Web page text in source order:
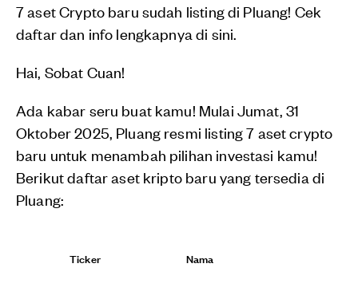
7 aset Crypto baru sudah listing di Pluang! Cek
daftar dan info lengkapnya di sini.
Hai, Sobat Cuan!
Ada kabar seru buat kamu! Mulai Jumat, 31
Oktober 2025, Pluang resmi listing 7 aset crypto
baru untuk menambah pilihan investasi kamu!
Berikut daftar aset kripto baru yang tersedia di
Pluang:
Ticker Nama